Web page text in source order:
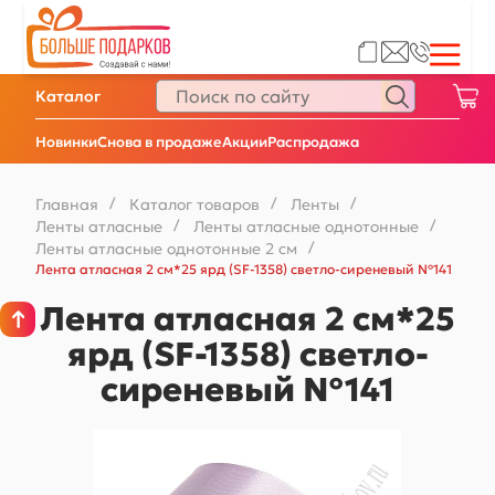
НовинкиСнова в продажеАкцииРаспродажа
Каталог
Главная / Каталог товаров / Ленты /
Ленты атласные / Ленты атласные однотонные /
Ленты атласные однотонные 2 см
/
Лента атласная 2 см*25 ярд (SF-1358) светло-сиреневый №141
Лента атласная 2 см*25
ярд (SF-1358) светло-
сиреневый №141